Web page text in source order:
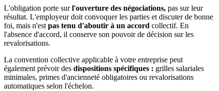
L'obligation porte surl'ouverture des négociations, pas sur leur
résultat. L'employeur doit convoquer les parties et discuter de bonne
foi, mais n'est pas tenu d'aboutir à un accord collectif. En
l'absence d'accord, il conserve son pouvoir de décision sur les
revalorisations.
La convention collective applicable à votre entreprise peut
également prévoir des dispositions spécifiques : grilles salariales
minimales, primes d'ancienneté obligatoires ou revalorisations
automatiques selon l'échelon.